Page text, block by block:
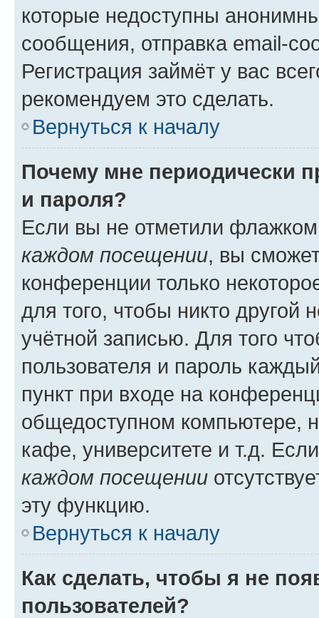
которые недоступны
сообщения, отправка email-
Регистрация займёт у вас
рекомендуем это сделать.
Вернуться к началу
Почему мне периодически
и пароля?
Если вы не отметили
каждом посещении, вы
конференции только
для того, чтобы никто другой
учётной записью. Для того
пользователя и пароль
пункт при входе на
общедоступном компьютере,
кафе, университете и т.д.
каждом посещении
эту функцию.
Вернуться к началу
Как сделать, чтобы я не
пользователей?